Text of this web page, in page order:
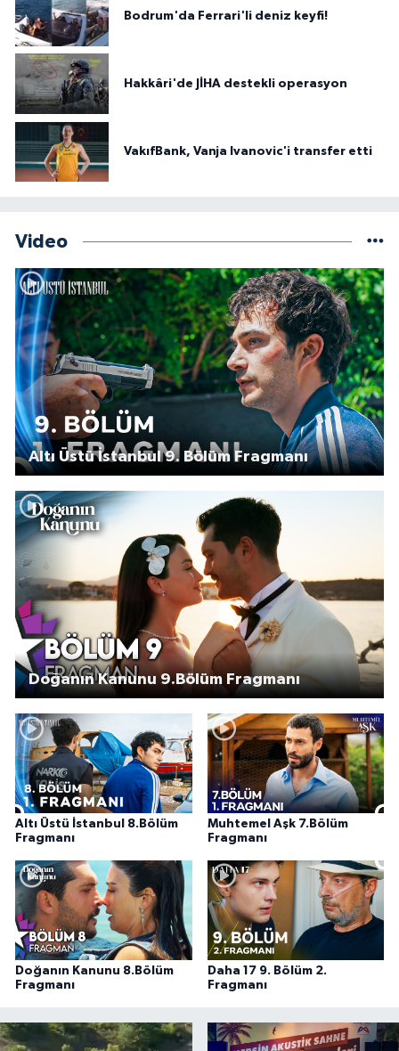
Bodrum'da Ferrari'li deniz keyfi!
Hakkâri'de JİHA destekli operasyon
VakıfBank, Vanja Ivanovic'i transfer etti
Video
Altı Üstü İstanbul 9. Bölüm Fragmanı
Doğanın Kanunu 9.Bölüm Fragmanı
Altı Üstü İstanbul 8.Bölüm
Fragmanı
Muhtemel Aşk 7.Bölüm
Fragmanı
Doğanın Kanunu 8.Bölüm
Fragmanı
Daha 17 9. Bölüm 2.
Fragmanı